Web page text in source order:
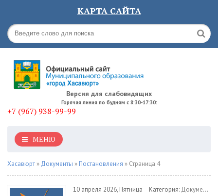
КАРТА САЙТА
Версия для слабовидящих
Горячая линия по будням с 8:30-17:30:
+7 (967) 938-99-99
МЕНЮ
Хасавюрт » Документы » Постановления » Страница 4
10 апреля 2026, Пятница Категория: Документы